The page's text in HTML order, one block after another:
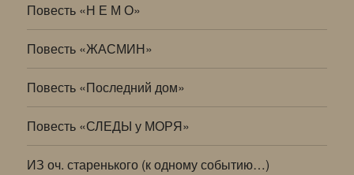
Повесть «Н Е М О»
Повесть «ЖАСМИН»
Повесть «Последний дом»
Повесть «СЛЕДЫ у МОРЯ»
ИЗ оч. старенького (к одному событию…)